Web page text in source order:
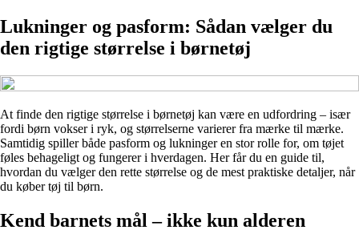
Lukninger og pasform: Sådan vælger du
den rigtige størrelse i børnetøj
At finde den rigtige størrelse i børnetøj kan være en udfordring – især
fordi børn vokser i ryk, og størrelserne varierer fra mærke til mærke.
Samtidig spiller både pasform og lukninger en stor rolle for, om tøjet
føles behageligt og fungerer i hverdagen. Her får du en guide til,
hvordan du vælger den rette størrelse og de mest praktiske detaljer, når
du køber tøj til børn.
Kend barnets mål – ikke kun alderen